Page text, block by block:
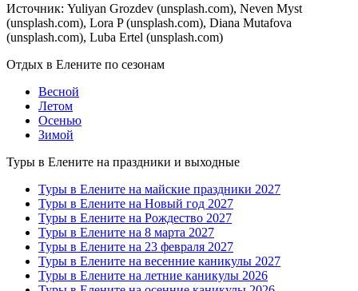
Источник: Yuliyan Grozdev (unsplash.com), Neven Myst
(unsplash.com), Lora P (unsplash.com), Diana Mutafova
(unsplash.com), Luba Ertel (unsplash.com)
Отдых в Елените по сезонам
Весной
Летом
Осенью
Зимой
Туры в Елените на праздники и выходные
Туры в Елените на майские праздники 2027
Туры в Елените на Новый год 2027
Туры в Елените на Рождество 2027
Туры в Елените на 8 марта 2027
Туры в Елените на 23 февраля 2027
Туры в Елените на весенние каникулы 2027
Туры в Елените на летние каникулы 2026